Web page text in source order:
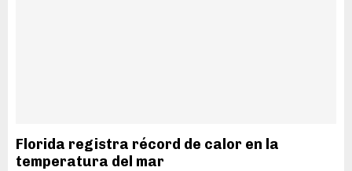
Florida registra récord de calor en la
temperatura del mar